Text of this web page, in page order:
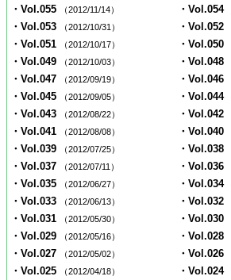
・Vol.055 （2012/11/14） ・Vol.054
・Vol.053 （2012/10/31） ・Vol.052
・Vol.051 （2012/10/17） ・Vol.050
・Vol.049 （2012/10/03） ・Vol.048
・Vol.047 （2012/09/19） ・Vol.046
・Vol.045 （2012/09/05） ・Vol.044
・Vol.043 （2012/08/22） ・Vol.042
・Vol.041 （2012/08/08） ・Vol.040
・Vol.039 （2012/07/25） ・Vol.038
・Vol.037 （2012/07/11） ・Vol.036
・Vol.035 （2012/06/27） ・Vol.034
・Vol.033 （2012/06/13） ・Vol.032
・Vol.031 （2012/05/30） ・Vol.030
・Vol.029 （2012/05/16） ・Vol.028
・Vol.027 （2012/05/02） ・Vol.026
・Vol.025 （2012/04/18） ・Vol.024